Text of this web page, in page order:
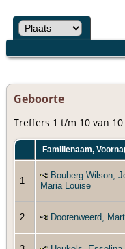
Geboorte
Treffers 1 t/m 10 van 10
Familienaam,
1
Bouberg Wilson,
Maria Louise
2 Doorenweerd,